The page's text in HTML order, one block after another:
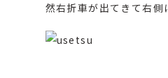
然右折車が出てきて右側